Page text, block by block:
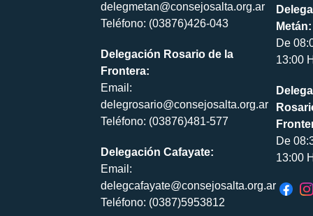
delegmetan@consejosalta.org.ar
Teléfono: (03876)426-043
Delegación Rosario de la
Frontera:
Email:
delegrosario@consejosalta.org.ar
Teléfono: (03876)481-577
Delegación Cafayate:
Email:
delegcafayate@consejosalta.org.ar
Teléfono: (0387)5953812
Metán:
De
13:00
De
13:00